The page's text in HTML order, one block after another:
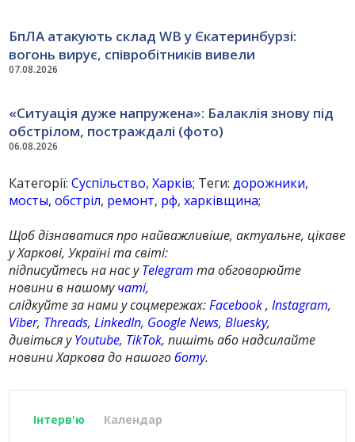
07.08.2026
БпЛА атакують склад WB у Єкатеринбурзі:
вогонь вирує, співробітників вивели
06.08.2026
«Ситуація дуже напружена»: Балаклія знову під
обстрілом, постраждалі (фото)
Категорії:Суспільство,Харків; Теги:дорожники,
мосты,обстріл, ремонт, рф,харківщина;
Щоб дізнаватися про найважливіше, актуальне, цікаве
у Харкові, Україні та світі:
підписуйтесь на нас уTelegram та обговорюйте
новини в нашомучаті,
слідкуйте за нами у соцмережах:Facebook,Instagram,
Viber, Threads,LinkedIn, Google News,Bluesky,
дивіться уYoutube, TikTok, пишіть або надсилайте
новини Харкова до нашогоботу.
Інтерв'ю Календар